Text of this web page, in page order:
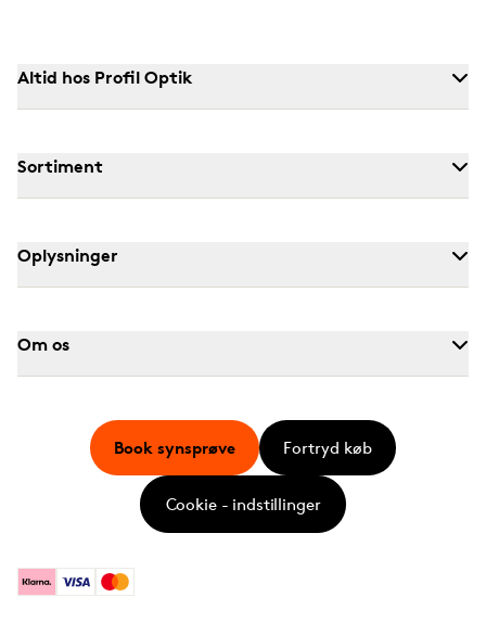
Altid hos Profil Optik
Sortiment
Oplysninger
Om os
KlarnaVisa Mastercard
Book synsprøve Fortryd køb
Cookie - indstillinger